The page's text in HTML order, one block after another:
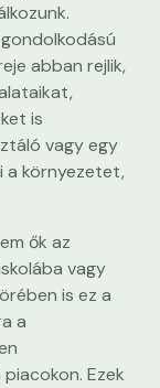
abban rejlik,
is
vagy egy
a környezetet,
ők az
vagy
is ez a
a
Ezek